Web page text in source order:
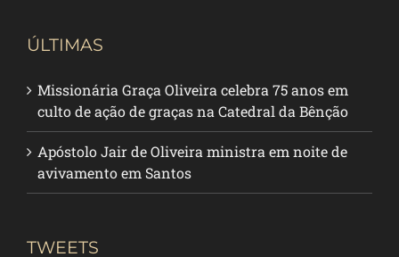
ÚLTIMAS
Missionária Graça Oliveira celebra 75 anos em
culto de ação de graças na Catedral da Bênção
Apóstolo Jair de Oliveira ministra em noite de
avivamento em Santos
TWEETS